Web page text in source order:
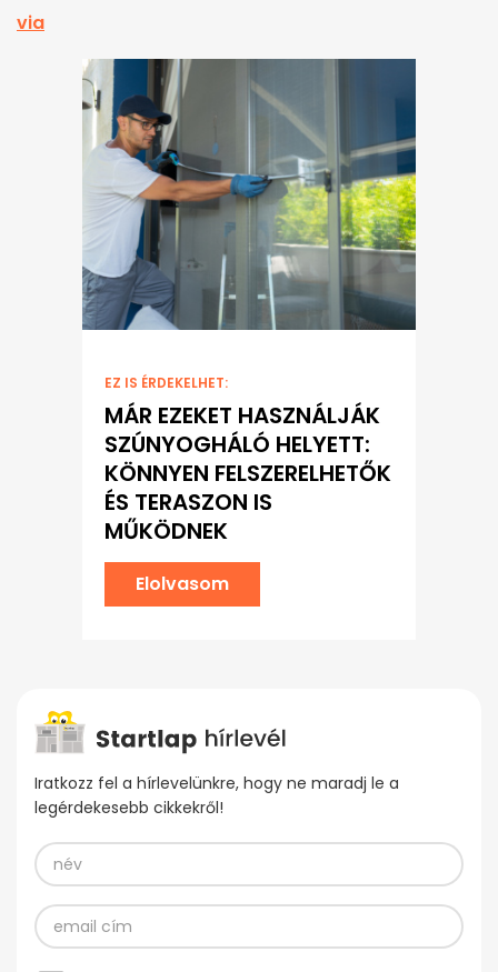
via
EZ IS ÉRDEKELHET:
MÁR EZEKET HASZNÁLJÁK
SZÚNYOGHÁLÓ HELYETT:
KÖNNYEN FELSZERELHETŐK
ÉS TERASZON IS
MŰKÖDNEK
Elolvasom
Iratkozz fel a hírlevelünkre, hogy ne maradj le a
legérdekesebb cikkekről!